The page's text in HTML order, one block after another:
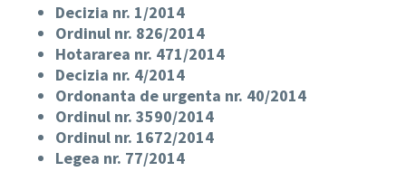
Decizia nr. 1/2014
Ordinul nr. 826/2014
Hotararea nr. 471/2014
Decizia nr. 4/2014
Ordonanta de urgenta nr. 40/2014
Ordinul nr. 3590/2014
Ordinul nr. 1672/2014
Legea nr. 77/2014